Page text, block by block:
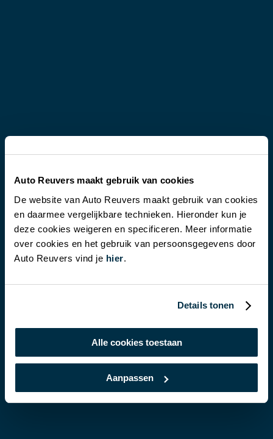
Auto Reuvers maakt gebruik van cookies
De website van Auto Reuvers maakt gebruik van cookies
en daarmee vergelijkbare technieken. Hieronder kun je
deze cookies weigeren en specificeren. Meer informatie
over cookies en het gebruik van persoonsgegevens door
Auto Reuvers vind je hier.
Details tonen
Alle cookies toestaan
Aanpassen
Locatie
7582 AG Losser